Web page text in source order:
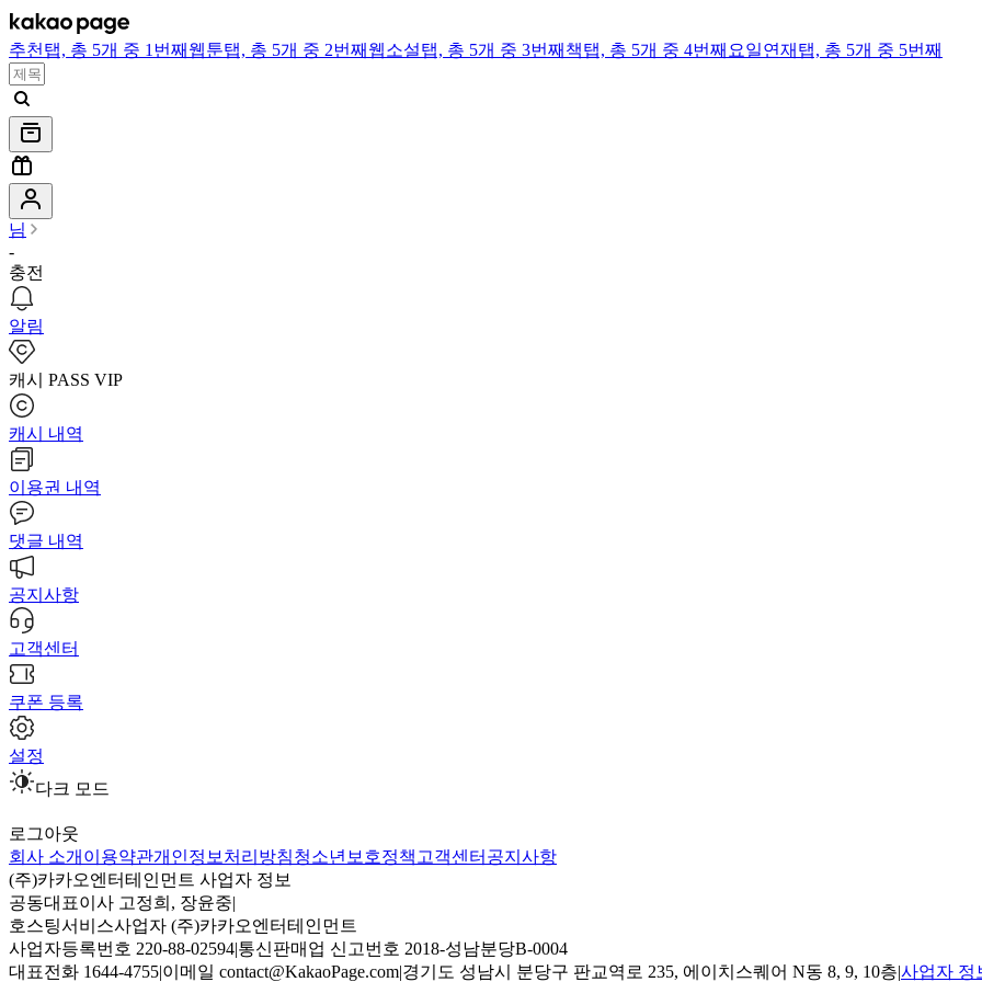
추천 탭, 총 5개 중 1번째 웹툰탭, 총 5개 중 2번째 웹소설탭, 총 5개 중 3번째 책탭, 총 5개 중 4번째 요일연재 탭, 총 5개 중 5번째
님
-
충전
알림
캐시 PASS VIP
캐시 내역
이용권 내역
댓글 내역
공지사항
고객센터
쿠폰 등록
설정
다크 모드
로그아웃
회사 소개 이용약관개인정보처리방침청소년보호정책 고객센터 공지사항
(주)카카오엔터테인먼트 사업자 정보
공동대표이사 고정희, 장윤중|
호스팅서비스사업자 (주)카카오엔터테인먼트
사업자등록번호 220-88-02594|통신판매업 신고번호 2018-성남분당B-0004
대표전화 1644-4755|이메일 contact@KakaoPage.com|경기도 성남시 분당구 판교역로 235, 에이치스퀘어 N동 8, 9, 10층|사업자 정